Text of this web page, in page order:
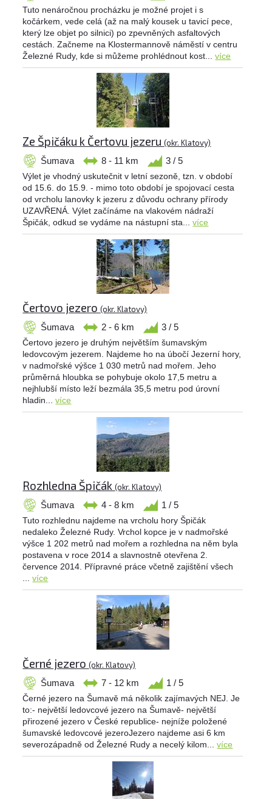
Tuto nenáročnou procházku je možné projet i s
kočárkem, vede celá (až na malý kousek u tavicí pece,
který lze objet po silnici) po zpevněných asfaltových
cestách. Začneme na Klostermannově náměstí v centru
Železné Rudy, kde si můžeme prohlédnout kost...více
Ze Špičáku k Čertovu jezeru(okr. Klatovy)
Šumava 8 - 11 km 3 / 5
Výlet je vhodný uskutečnit v letní sezoně, tzn. v období
od 15.6. do 15.9. - mimo toto období je spojovací cesta
od vrcholu lanovky k jezeru z důvodu ochrany přírody
UZAVŘENÁ. Výlet začínáme na vlakovém nádraží
Špičák, odkud se vydáme na nástupní sta...více
Čertovo jezero(okr. Klatovy)
Šumava 2 - 6 km 3 / 5
Čertovo jezero je druhým největším šumavským
ledovcovým jezerem. Najdeme ho na úbočí Jezerní hory,
v nadmořské výšce 1 030 metrů nad mořem. Jeho
průměrná hloubka se pohybuje okolo 17,5 metru a
nejhlubší místo leží bezmála 35,5 metru pod úrovní
hladin...více
Rozhledna Špičák(okr. Klatovy)
Šumava 4 - 8 km 1 / 5
Tuto rozhlednu najdeme na vrcholu hory Špičák
nedaleko Železné Rudy. Vrchol kopce je v nadmořské
výšce 1 202 metrů nad mořem a rozhledna na něm byla
postavena v roce 2014 a slavnostně otevřena 2.
července 2014. Přípravné práce včetně zajištění všech
...více
Černé jezero(okr. Klatovy)
Šumava 7 - 12 km 1 / 5
Černé jezero na Šumavě má několik zajímavých NEJ. Je
to:- největší ledovcové jezero na Šumavě- největší
přirozené jezero v České republice- nejníže položené
šumavské ledovcové jezeroJezero najdeme asi 6 km
severozápadně od Železné Rudy a necelý kilom...více